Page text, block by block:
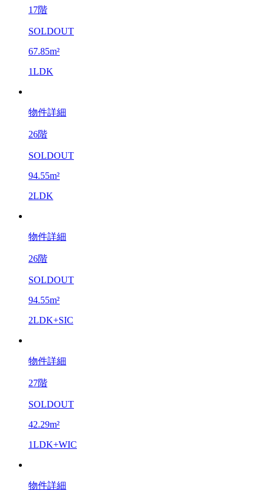
17階
SOLDOUT
67.85m²
1LDK
物件詳細
26階
SOLDOUT
94.55m²
2LDK
物件詳細
26階
SOLDOUT
94.55m²
2LDK+SIC
物件詳細
27階
SOLDOUT
42.29m²
1LDK+WIC
物件詳細